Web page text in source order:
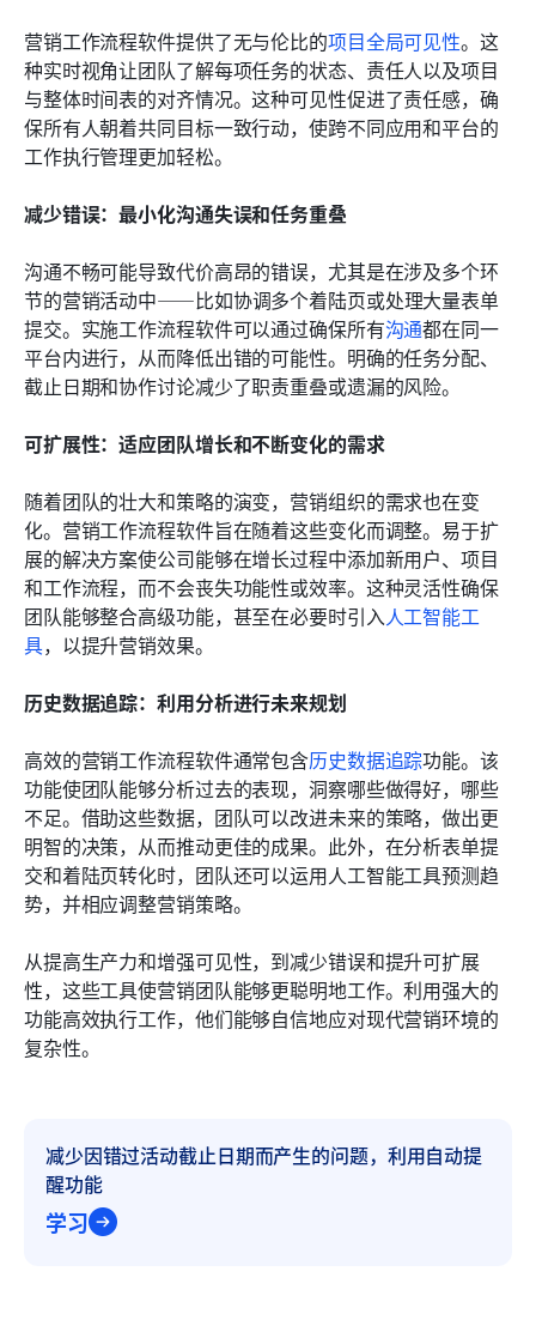
营销工作流程软件提供了无与伦比的项目全局可见性。这
种实时视角让团队了解每项任务的状态、责任人以及项目
与整体时间表的对齐情况。这种可见性促进了责任感，确
保所有人朝着共同目标一致行动，使跨不同应用和平台的
工作执行管理更加轻松。
减少错误：最小化沟通失误和任务重叠
沟通不畅可能导致代价高昂的错误，尤其是在涉及多个环
节的营销活动中——比如协调多个着陆页或处理大量表单
提交。实施工作流程软件可以通过确保所有沟通都在同一
平台内进行，从而降低出错的可能性。明确的任务分配、
截止日期和协作讨论减少了职责重叠或遗漏的风险。
可扩展性：适应团队增长和不断变化的需求
随着团队的壮大和策略的演变，营销组织的需求也在变
化。营销工作流程软件旨在随着这些变化而调整。易于扩
展的解决方案使公司能够在增长过程中添加新用户、项目
和工作流程，而不会丧失功能性或效率。这种灵活性确保
团队能够整合高级功能，甚至在必要时引入 人工智能工
具，以提升营销效果。
历史数据追踪：利用分析进行未来规划
高效的营销工作流程软件通常包含历史数据追踪功能。该
功能使团队能够分析过去的表现，洞察哪些做得好，哪些
不足。借助这些数据，团队可以改进未来的策略，做出更
明智的决策，从而推动更佳的成果。此外，在分析表单提
交和着陆页转化时，团队还可以运用人工智能工具预测趋
势，并相应调整营销策略。
从提高生产力和增强可见性，到减少错误和提升可扩展
性，这些工具使营销团队能够更聪明地工作。利用强大的
功能高效执行工作，他们能够自信地应对现代营销环境的
复杂性。
减少因错过活动截止日期而产生的问题，利用自动提
醒功能
学习